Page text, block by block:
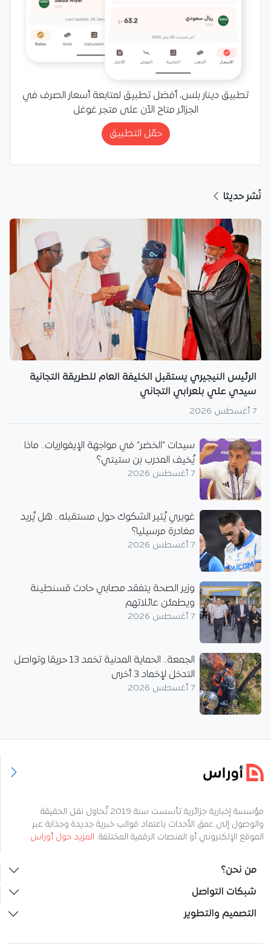
تطبيق دينار بلس، أفضل تطبيق لمتابعة أسعار الصرف في
الجزائر متاح الآن على متجر غوغل
حمّل التطبيق
نُشر حديثا
الرئيس النيجيري يستقبل الخليفة العام للطريقة التجانية
سيدي علي بلعرابي التجاني
7 أغسطس 2026
سيدات “الخضر” في مواجهة الإيفواريات.. ماذا
يُخيف المدرب بن ستيتي؟
7 أغسطس 2026
غويري يُثير الشكوك حول مستقبله.. هل يُريد
مغادرة مرسيليا؟
7 أغسطس 2026
وزير الصحة يتفقد مصابي حادث قسنطينة
ويطمئن عائلاتهم
7 أغسطس 2026
الجمعة.. الحماية المدنية تخمد 13 حريقا وتواصل
التدخل لإخماد 3 أخرى
7 أغسطس 2026
مؤسسة إخبارية جزائرية تأسست سنة 2019 تُحاول نقل الحقيقة
والوصول إلى عمق الأحداث باعتماد قوالب خبرية جديدة وجذابة عبر
الموقع الإلكتروني أو المنصات الرقمية المختلفة. المزيد حول أوراس
من نحن؟
شبكات التواصل
التصميم والتطوير